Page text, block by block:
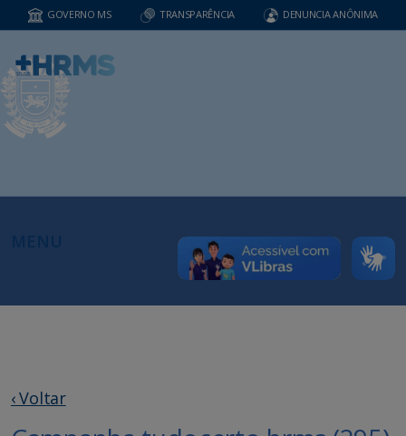
GOVERNO MS TRANSPARÊNCIA DENUNCIA ANÔNIMA
‹ Voltar